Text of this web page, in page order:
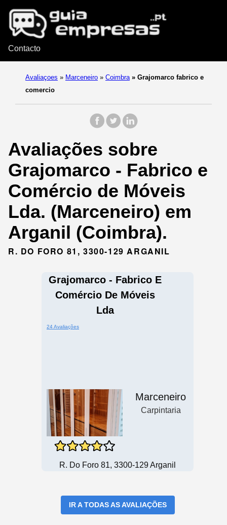
Contacto
Avaliaçoes » Marceneiro » Coimbra » Grajomarco fabrico e
comercio
Avaliações sobre
Grajomarco - Fabrico e
Comércio de Móveis
Lda. (Marceneiro) em
Arganil (Coimbra).
R. DO FORO 81, 3300-129 ARGANIL
Grajomarco - Fabrico E
Comércio De Móveis
Lda
24 Avaliações
Marceneiro
Carpintaria
R. Do Foro 81, 3300-129 Arganil
IR A TODAS AS AVALIAÇÕES